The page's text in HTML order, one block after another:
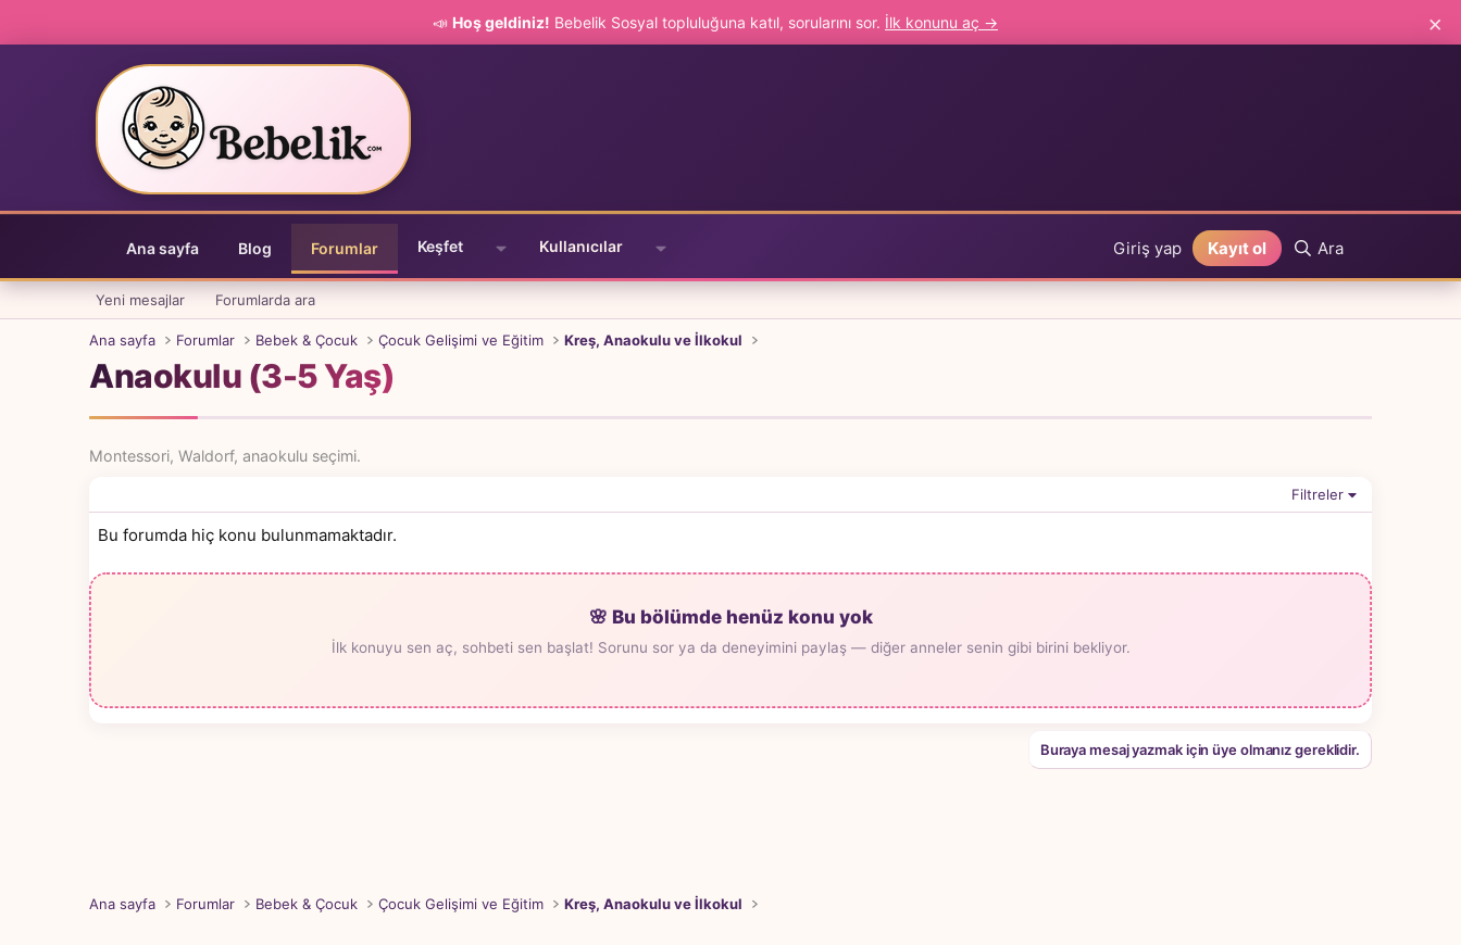
📣 Hoş geldiniz! Bebelik Sosyal topluluğuna katıl, sorularını sor. İlk konunu aç → ×
Ana sayfa Blog Forumlar Keşfet Kullanıcılar Giriş yap Kayıt ol Ara
Yeni mesajlar Forumlarda ara
Ana sayfa Forumlar Bebek & Çocuk Çocuk Gelişimi ve Eğitim Kreş, Anaokulu ve İlkokul
Anaokulu (3-5 Yaş)
Montessori, Waldorf, anaokulu seçimi.
Filtreler
Bu forumda hiç konu bulunmamaktadır.
🌸 Bu bölümde henüz konu yok
İlk konuyu sen aç, sohbeti sen başlat! Sorunu sor ya da deneyimini paylaş — diğer anneler senin gibi birini bekliyor.
Buraya mesaj yazmak için üye olmanız gereklidir.
Ana sayfa Forumlar Bebek & Çocuk Çocuk Gelişimi ve Eğitim Kreş, Anaokulu ve İlkokul